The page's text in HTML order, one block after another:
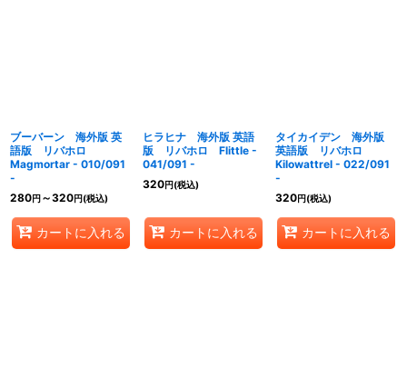
ブーバーン 海外版 英
語版 リバホロ
Magmortar - 010/091
-
280円～320円(税込)
カートに入れる
ヒラヒナ 海外版 英語
版 リバホロ Flittle -
041/091 -
320円(税込)
カートに入れる
タイカイデン 海外版
英語版 リバホロ
Kilowattrel - 022/091
-
320円(税込)
カートに入れる